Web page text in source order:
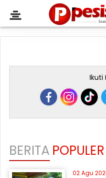
Ikuti
BERITA POPULER
02 Agu